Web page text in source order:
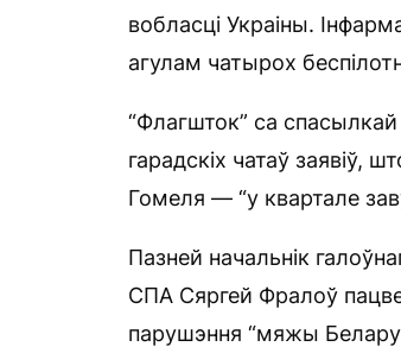
вобласці Украіны.
агулам чатырох
“Флагшток” са
гарадскіх чатаў заявіў,
Гомеля — “у квартале
Пазней начальнік
СПА Сяргей Фралоў
парушэння “мяжы